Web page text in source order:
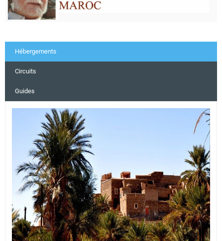
Hébergements
Circuits
Guides